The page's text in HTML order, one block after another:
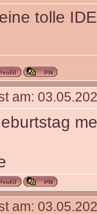
tolle
am:
am: